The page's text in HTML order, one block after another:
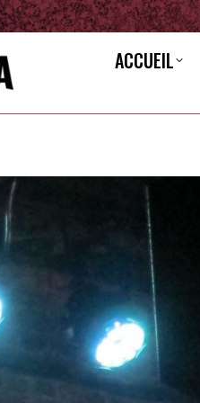
ACCUEIL